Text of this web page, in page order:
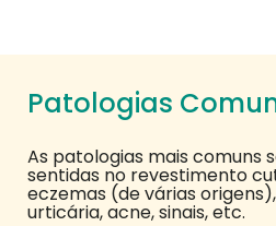
Patologias
As patologias mais comuns
sentidas no revestimento
eczemas (de várias
urticária, acne, sinais, etc.